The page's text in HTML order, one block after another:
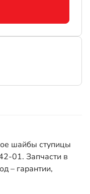
шайбы ступицы
01. Запчасти в
– гарантии,